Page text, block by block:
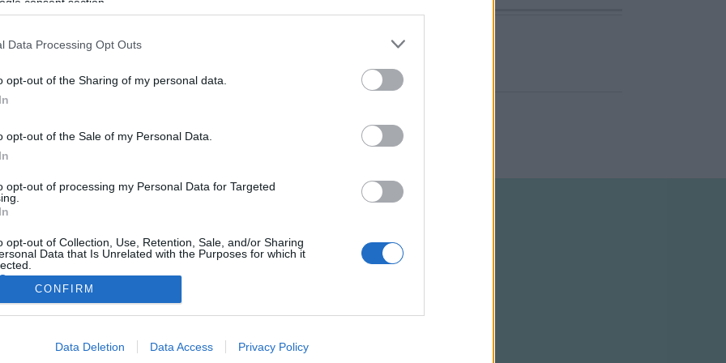
consent section.
Data Processing Opt Outs
opt-out of the Sharing of my personal data.
opt-out of the Sale of my Personal Data.
opt-out of processing my Personal Data for Targeted
opt-out of Collection, Use, Retention, Sale, and/or Sharing
Data that Is Unrelated with the Purposes for which it
allow Google to enable storage related to advertising like cookies on
CONFIRM
Data Deletion Data Access Privacy Policy